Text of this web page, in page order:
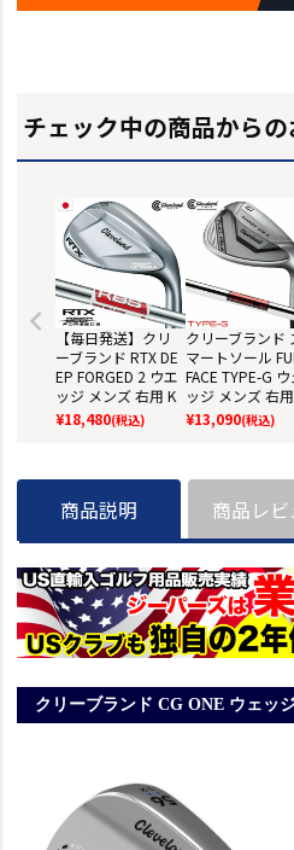
チェック中の商品から
【毎日発送】クリ
ーブランド RTX DE
EP FORGED 2 ウエ
ッジ メンズ 右用 K
BS TOUR LITE スチ
ールシャフト 日本
¥18,480(税込)
クリーブランド
マートソール
FACE TYPE-G ウ
ッジ メンズ 右
BS Hi-Rev
スチールシャフト
¥13,090(税込)
商品説明 商品レビ
クリーブランド CG ONE ウェッ